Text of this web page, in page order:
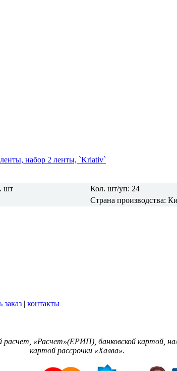
набор 2 ленты, `Kriativ`
шт Кол. шт/уп: 24
Страна производства:
заказ | контакты
расчет, «Расчет»(ЕРИП), банковской картой,
картой рассрочки «Халва».